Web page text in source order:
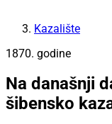
Kazalište
1870. godine
Na današnji
šibensko